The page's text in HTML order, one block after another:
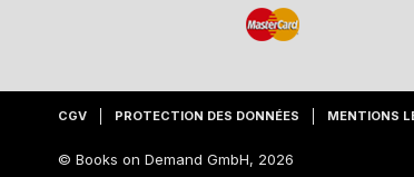
CGV PROTECTION DES DONNÉES MENTIONS
© Books on Demand GmbH, 2026